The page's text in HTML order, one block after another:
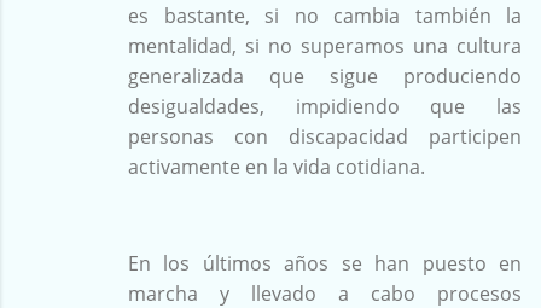
es bastante, si no cambia también la
mentalidad, si no superamos una cultura
generalizada que sigue produciendo
desigualdades, impidiendo que las
personas con discapacidad participen
activamente en la vida cotidiana.
En los últimos años se han puesto en
marcha y llevado a cabo procesos